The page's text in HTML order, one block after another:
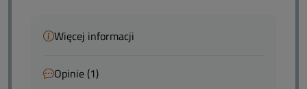
Więcej informacji
Opinie (1)